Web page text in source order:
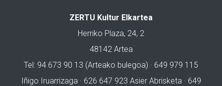
ZERTU Kultur Elkartea
Herriko Plaza, 24, 2
48142 Artea
Tel: 94 673 90 13 (Arteako bulegoa) · 649 979 115
Iñigo Iruarrizaga · 626 647 923 Asier Abrisketa · 649